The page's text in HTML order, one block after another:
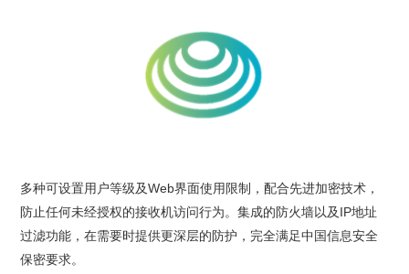
多种可设置用户等级及Web界面使用限制，配合先进加密技术，
防止任何未经授权的接收机访问行为。集成的防火墙以及IP地址
过滤功能，在需要时提供更深层的防护，完全满足中国信息安全
保密要求。